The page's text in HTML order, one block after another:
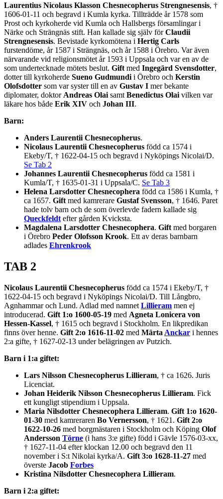
Laurentius Nicolaus Klasson Chesnecopherus Strengnesensis, †
1606-01-11 och begravd i Kumla kyrka. Tillträdde år 1578 som
Prost och kyrkoherde vid Kumla och Hallsbergs församlingar i
Närke och Strängnäs stift. Han kallade sig själv förClaudii
Strengnesensis. Bevistade kyrkomötena i Hertig Carls
furstendöme, år 1587 i Strängnäs, och år 1588 i Örebro. Var även
närvarande vid religionsmötet år 1593 i Uppsala och var en av de
som undertecknade mötets beslut. Gift med Ingegärd Svensdotter,
dotter till kyrkoherde Sueno Gudmundi i Örebro och Kerstin
Olofsdotter som var syster till en av Gustav I mer bekante
diplomater, doktor Andreas Olai samt Benedictus Olai vilken var
läkare hos både Erik XIV och Johan III.
Barn:
Anders Laurentii Chesnecopherus.
Nicolaus Laurentii Chesnecopherus född ca 1574 i
Ekeby/T, † 1622-04-15 och begravd i Nyköpings Nicolai/D.
Se Tab 2
Johannes Laurentii Chesnecopherus född ca 1581 i
Kumla/T, † 1635-01-31 i Uppsala/C. Se Tab 3
Helena Larsdotter Chesnecophera född ca 1586 i Kumla, †
ca 1657. Gift med kamrerare Gustaf Svensson, † 1646. Paret
hade tolv barn och de som överlevde fadern kallade sig
Queckfeldt efter gården Kvicksta.
Magdalena Larsdotter Chesnecophera. Gift med borgaren
i Örebro Peder Olofsson Krook. Ett av deras barnbarn
adlades Ehrenkrook
TAB 2
Nicolaus Laurentii Chesnecopherus född ca 1574 i Ekeby/T, †
1622-04-15 och begravd i Nyköpings Nicolai/D. Till Långbro,
Agnhammar och Lund. Adlad med namnet Lillieram men ej
introducerad. Gift 1:o 1600-05-19 med Agneta Lonicera von
Hessen-Kassel, † 1615 och begravd i Stockholm. En likpredikan
finns över henne. Gift 2:o 1616-11-02 med Märta Anckar i hennes
2:a gifte, † 1627-02-13 under belägringen av Putzich.
Barn i 1:a giftet:
Lars Nilsson Chesnecopherus Lillieram, † ca 1626. Juris
Licenciat.
Johan Heiderik Nilsson Chesnecopherus Lillieram. Fick
ett kungligt stipendium i Uppsala.
Maria Nilsdotter Chesnecophera Lillieram. Gift 1:o 1620-
01-30 med kamreraren Bo Vernersson, † 1621. Gift 2:o
1622-10-26 med borgmästaren i Stockholm och Köping Olof
Andersson Törne (i hans 3:e gifte) född i Gävle 1576-03-xx,
† 1627-11-04 efter klockan 12.00 och begravd den 11
november i S:t Nikolai kyrka/A. Gift 3:o 1628-11-27 med
överste Jacob Forbes
Kristina Nilsdotter Chesnecophera Lillieram.
Barn i 2:a giftet: